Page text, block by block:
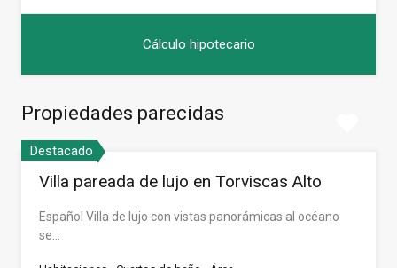
Propiedades parecidas
Destacado
Villa pareada de lujo en Torviscas Alto
Español Villa de lujo con vistas panorámicas al océano
se…